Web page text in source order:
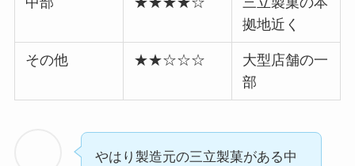
拠地近く
その他 ★★☆☆☆
大型店舗の一
部
やはり製造元の三立製菓がある中